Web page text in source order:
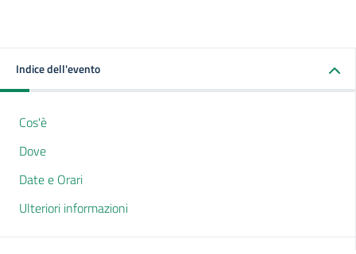
Indice dell'evento
Cos'è
Dove
Date e Orari
Ulteriori informazioni